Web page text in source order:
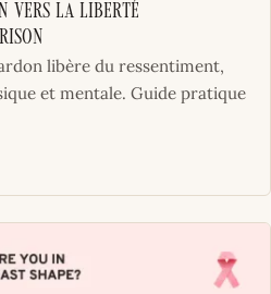
vers la Liberté
libère du ressentiment,
et mentale. Guide pratique